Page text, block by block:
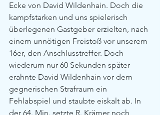
Ecke von David Wildenhain. Doch die
kampfstarken und uns spielerisch
überlegenen Gastgeber erzielten, nach
einem unnötigen Freistoß vor unserem
16er, den Anschlusstreffer. Doch
wiederum nur 60 Sekunden später
erahnte David Wildenhain vor dem
gegnerischen Strafraum ein
Fehlabspiel und staubte eiskalt ab. In
der 64. Min. setzte R. Krämer noch